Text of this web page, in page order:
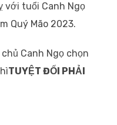
với tuổi Canh Ngọ
Quý Mão 2023.
Canh Ngọ chọn
TUYỆT ĐỐI PHẢI